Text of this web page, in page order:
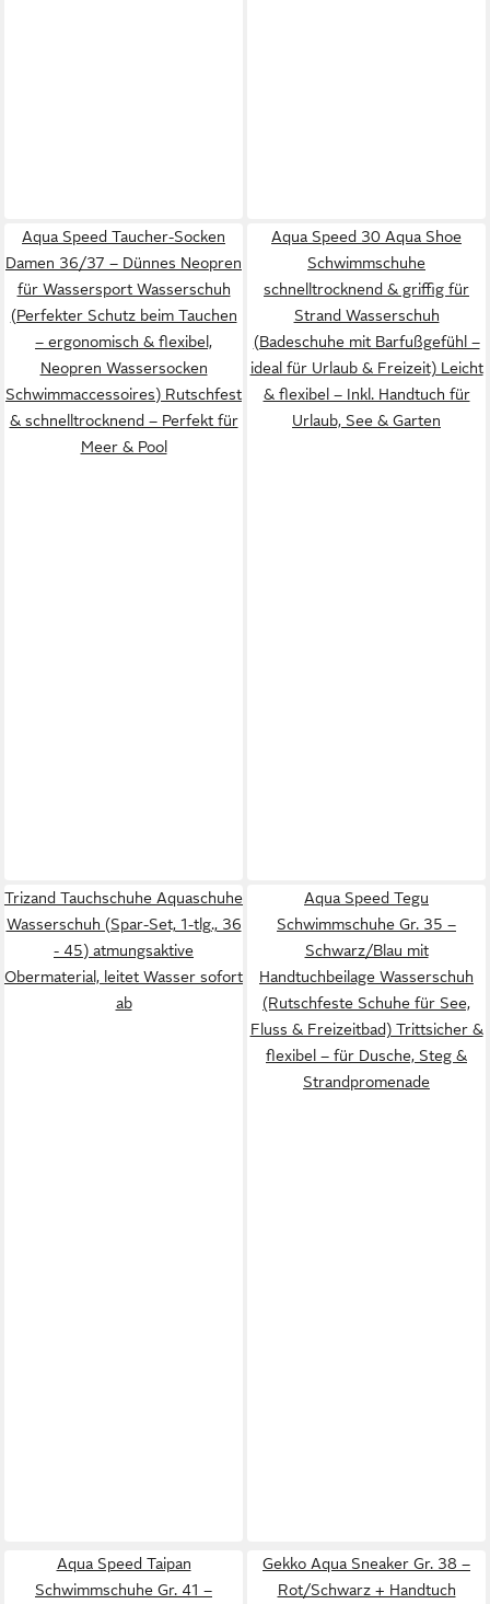
Aqua Speed Taucher-Socken
Damen 36/37 – Dünnes Neopren
für Wassersport Wasserschuh
(Perfekter Schutz beim Tauchen
– ergonomisch & flexibel,
Neopren Wassersocken
Schwimmaccessoires) Rutschfest
& schnelltrocknend – Perfekt für
Meer & Pool
Aqua Speed 30 Aqua Shoe
Schwimmschuhe
schnelltrocknend & griffig für
Strand Wasserschuh
(Badeschuhe mit Barfußgefühl –
ideal für Urlaub & Freizeit) Leicht
& flexibel – Inkl. Handtuch für
Urlaub, See & Garten
Trizand Tauchschuhe Aquaschuhe
Wasserschuh (Spar-Set, 1-tlg., 36
- 45) atmungsaktive
Obermaterial, leitet Wasser sofort
ab
Aqua Speed Tegu
Schwimmschuhe Gr. 35 –
Schwarz/Blau mit
Handtuchbeilage Wasserschuh
(Rutschfeste Schuhe für See,
Fluss & Freizeitbad) Trittsicher &
flexibel – für Dusche, Steg &
Strandpromenade
Aqua Speed Taipan
Schwimmschuhe Gr. 41 –
Gekko Aqua Sneaker Gr. 38 –
Rot/Schwarz + Handtuch